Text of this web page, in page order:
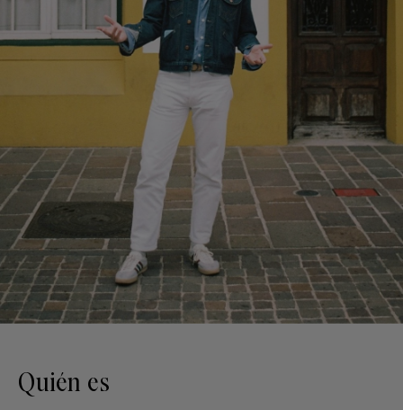
Quién es